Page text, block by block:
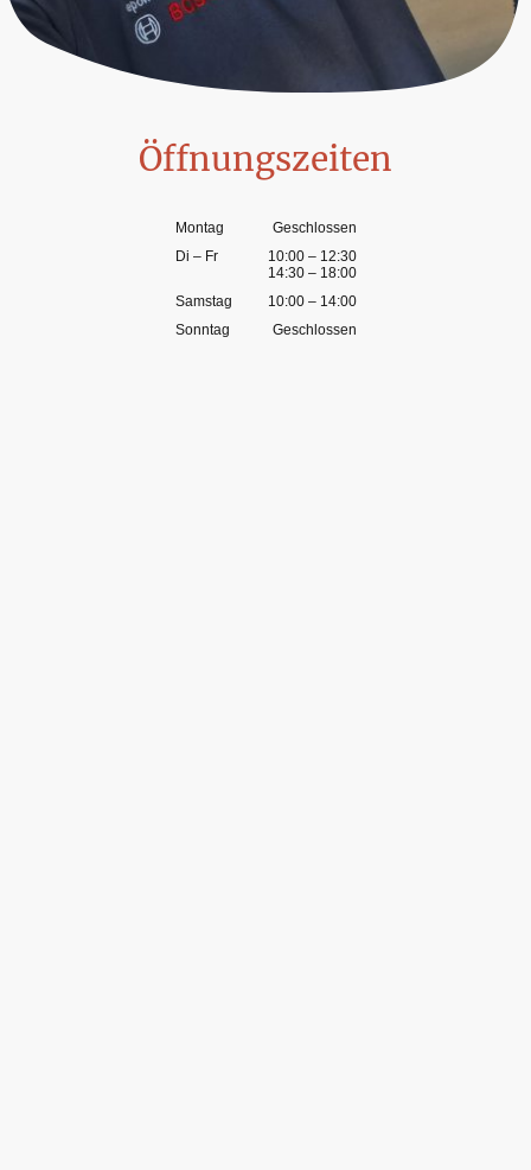
Öffnungszeiten
Montag
Geschlossen
Di – Fr 10:00– 12:30
14:30– 18:00
Samstag
10:00– 14:00
Sonntag
Geschlossen